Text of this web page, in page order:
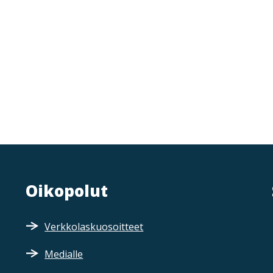
Oikopolut
Verkkolaskuosoitteet
Medialle